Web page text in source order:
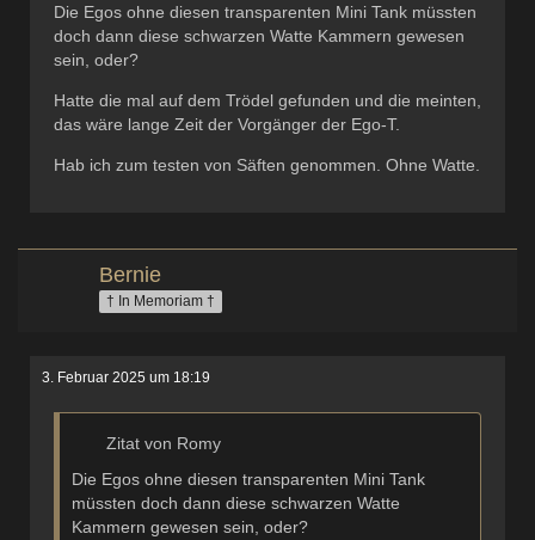
Die Egos ohne diesen transparenten Mini Tank müssten
doch dann diese schwarzen Watte Kammern gewesen
sein, oder?
Hatte die mal auf dem Trödel gefunden und die meinten,
das wäre lange Zeit der Vorgänger der Ego-T.
Hab ich zum testen von Säften genommen. Ohne Watte.
Bernie
† In Memoriam †
3. Februar 2025 um 18:19
Zitat von Romy
Die Egos ohne diesen transparenten Mini Tank
müssten doch dann diese schwarzen Watte
Kammern gewesen sein, oder?